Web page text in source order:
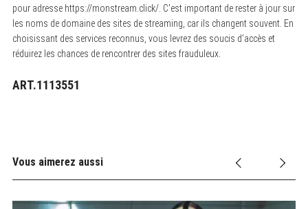
pour adresse https://monstream.click/. C’est important de rester à jour sur
les noms de domaine des sites de streaming, car ils changent souvent. En
choisissant des services reconnus, vous levrez des soucis d’accès et
réduirez les chances de rencontrer des sites frauduleux.
ART.1113551
Vous aimerez aussi